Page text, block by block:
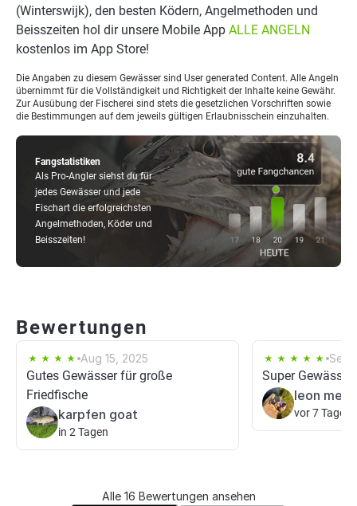
Fangstatistiken
Als Pro-Angler siehst du für
jedes Gewässer und jede
Fischart die erfolgreichsten
Angelmethoden, Köder und
Beisszeiten!
(Winterswijk), den besten Ködern, Angelmethoden und
Beisszeiten hol dir unsere Mobile App ALLE ANGELN
kostenlos im App Store!
Die Angaben zu diesem Gewässer sind User generated Content. Alle Angeln
übernimmt für die Vollständigkeit und Richtigkeit der Inhalte keine Gewähr.
Zur Ausübung der Fischerei sind stets die gesetzlichen Vorschriften sowie
die Bestimmungen auf dem jeweils gültigen Erlaubnisschein einzuhalten.
Bewertungen
Aug 15, 2025
Gutes Gewässer für große
Friedfische
karpfen goat
in 2 Tagen
Sep
Super Gewässer
leon
vor 7 Tagen
Alle 16 Bewertungen ansehen